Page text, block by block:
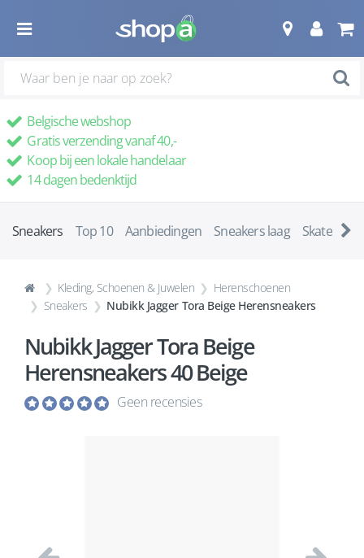
Belgische webshop
Gratis verzending vanaf 40,-
Koop bij een lokale handelaar
14 dagen bedenktijd
Sneakers Top 10 Aanbiedingen Sneakers laag
Kleding, Schoenen & Juwelen
Herenschoenen
Sneakers
Nubikk Jagger Tora Beige Herensneakers
Nubikk Jagger Tora Beige
Herensneakers 40 Beige
Geen recensies